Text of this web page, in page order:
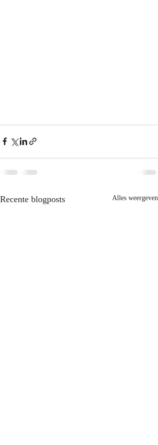
Recente blogposts Alles weergeven